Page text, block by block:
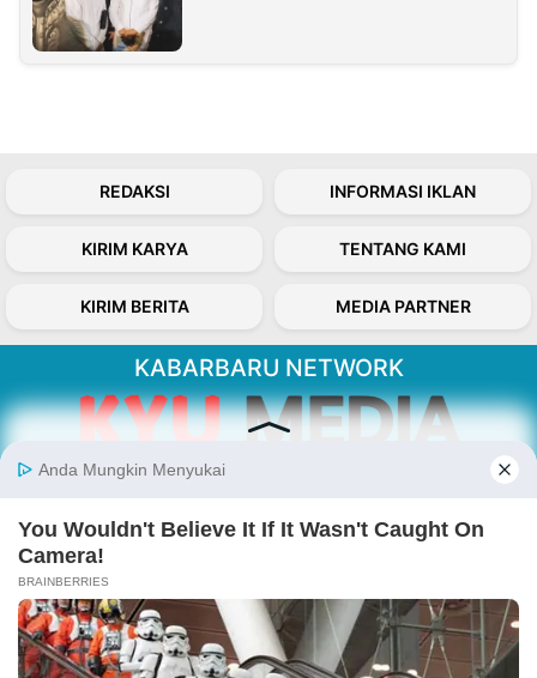
REDAKSI INFORMASI IKLAN
KIRIM KARYA TENTANG KAMI
KIRIM BERITA MEDIA PARTNER
KABARBARU NETWORK
Follow Kabarbaru